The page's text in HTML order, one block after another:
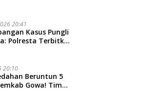
20:41
Kasus Pungli
Polresta Terbitkan
20:10
Beruntun 5
Gowa! Tim